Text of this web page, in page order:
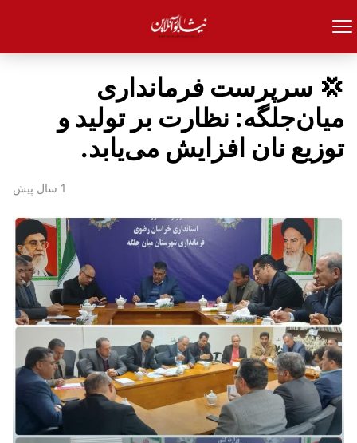
💢 سرپرست فرمانداری
میان‌جلگه: نظارت بر تولید و
توزیع نان افزایش می‌یابد.
1 سال پیش